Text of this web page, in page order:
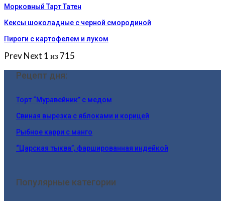
Морковный Тарт Татен
Кексы шоколадные с черной смородиной
Пироги c картофелем и луком
PrevNext 1 из 715
Рецепт дня:
Торт “Муравейник” с медом
Свиная вырезка с яблоками и корицей
Рыбное карри с манго
“Царская тыква”, фаршированная индейкой
Популярные категории